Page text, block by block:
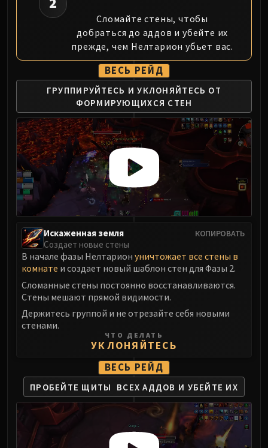
Сломайте стены, чтобы
добраться до аддов и убейте их
прежде, чем Нелтарион убьет вас.
ВЕСЬ РЕЙД
ГРУППИРУЙТЕСЬ И УКЛОНЯЙТЕСЬ ОТ
ФОРМИРУЮЩИХСЯ СТЕН
КОПИРОВАТЬ
Искаженная земля
Создает новые стены
В начале фазы Нелтарион уничтожает все стены в
комнате и создает новый шаблон стен для Фазы 2.
Сломанные стены постоянно восстанавливаются.
Стены мешают прямой видимости.
Держитесь группой и не отрезайте себя новыми
стенами.
ЧТО ДЕЛАТЬ
УКЛОНЯЙТЕСЬ
ВЕСЬ РЕЙД
ПРОБЕЙТЕ ЩИТЫ ВСЕХ АДДОВ И УБЕЙТЕ ИХ